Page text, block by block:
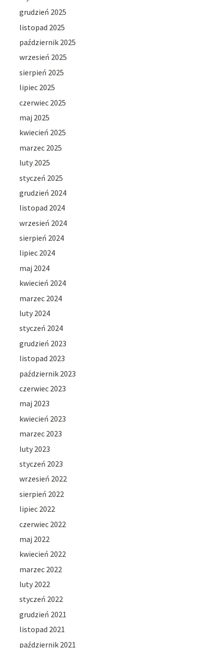
grudzień 2025
listopad 2025
październik 2025
wrzesień 2025
sierpień 2025
lipiec 2025
czerwiec 2025
maj 2025
kwiecień 2025
marzec 2025
luty 2025
styczeń 2025
grudzień 2024
listopad 2024
wrzesień 2024
sierpień 2024
lipiec 2024
maj 2024
kwiecień 2024
marzec 2024
luty 2024
styczeń 2024
grudzień 2023
listopad 2023
październik 2023
czerwiec 2023
maj 2023
kwiecień 2023
marzec 2023
luty 2023
styczeń 2023
wrzesień 2022
sierpień 2022
lipiec 2022
czerwiec 2022
maj 2022
kwiecień 2022
marzec 2022
luty 2022
styczeń 2022
grudzień 2021
listopad 2021
październik 2021